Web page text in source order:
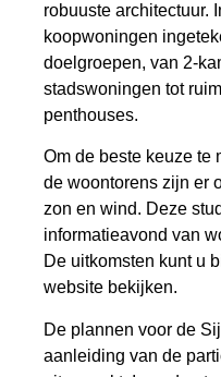
robuuste architectuur.
koopwoningen
doelgroepen, van 2-
stadswoningen tot
penthouses.
Om de beste keuze te
de woontorens zijn er
zon en wind. Deze
informatieavond van
De uitkomsten kunt u
website bekijken.
De plannen voor de
aanleiding van de